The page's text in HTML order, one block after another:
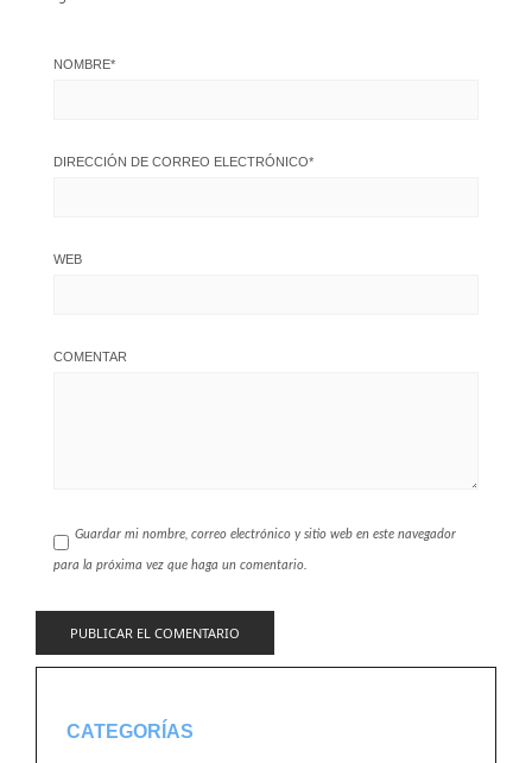
NOMBRE*
DIRECCIÓN DE CORREO ELECTRÓNICO*
WEB
COMENTAR
Guardar mi nombre, correo electrónico y sitio web en este navegador
para la próxima vez que haga un comentario.
CATEGORÍAS